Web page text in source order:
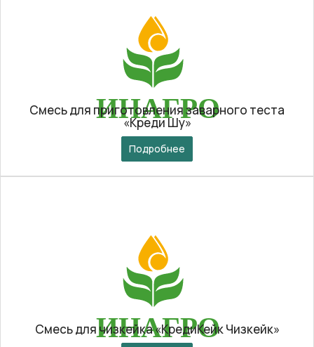
Смесь для приготовления заварного теста
«Креди Шу»
Подробнее
Смесь для чизкейка «КредиКейк Чизкейк»